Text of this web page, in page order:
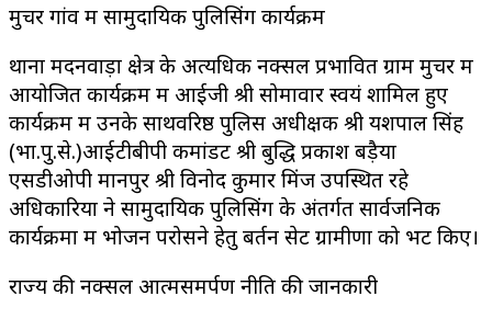
मुचर गांव में सामुदायिक पुलिसिंग कार्यक्रम
थाना मदनवाड़ा क्षेत्र के अत्यधिक नक्सल प्रभावित ग्राम मुचर में
आयोजित कार्यक्रम में आईजी श्री सोमावार स्वयं शामिल हुए
कार्यक्रम में उनके साथवरिष्ठ पुलिस अधीक्षक श्री यशपाल सिंह
(भा.पु.से.)आईटीबीपी कमांडेंट श्री बुद्धि प्रकाश बड़ैया
एसडीओपी मानपुर श्री विनोद कुमार मिंज उपस्थित रहे
अधिकारियों ने सामुदायिक पुलिसिंग के अंतर्गत सार्वजनिक
कार्यक्रमों में भोजन परोसने हेतु बर्तन सेट ग्रामीणों को भेंट किए।
राज्य की नक्सल आत्मसमर्पण नीति की जानकारी